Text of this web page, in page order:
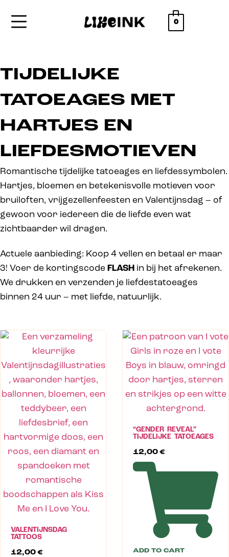
0
TIJDELIJKE
TATOEAGES MET
HARTJES EN
LIEFDESMOTIEVEN
Romantische tijdelijke tatoeages en liefdessymbolen.
Hartjes, bloemen en betekenisvolle motieven voor
bruiloften, vrijgezellenfeesten en Valentijnsdag – of
gewoon voor iedereen die de liefde even wat
zichtbaarder wil dragen.
Actuele aanbieding: Koop 4 vellen en betaal er maar
3! Voer de kortingscode FLASH in bij het afrekenen.
We drukken en verzenden je liefdestatoeages
binnen 24 uur – met liefde, natuurlijk.
VALENTIJNSDAG
TATTOOS
12,00 €
“GENDER REVEAL”
TIJDELIJKE TATOEAGES
12,00 €
ADD TO CART